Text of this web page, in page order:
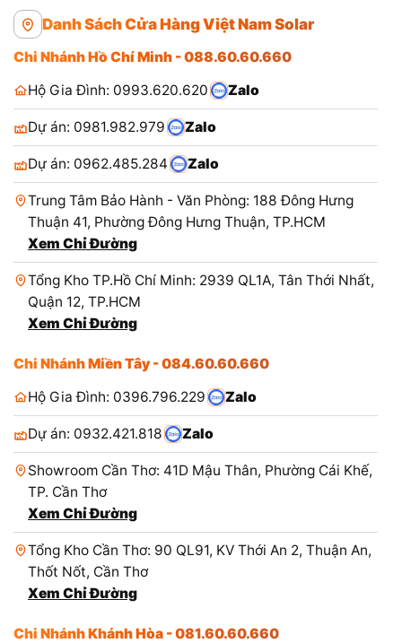
Danh Sách Cửa Hàng Việt Nam Solar
Chi Nhánh Hồ Chí Minh - 088.60.60.660
Hộ Gia Đình: 0993.620.620
Zalo
Dự án: 0981.982.979 Zalo
Dự án: 0962.485.284 Zalo
Trung Tâm Bảo Hành - Văn Phòng: 188 Đông Hưng
Thuận 41, Phường Đông Hưng Thuận, TP.HCM
Xem Chỉ Đường
Tổng Kho TP.Hồ Chí Minh: 2939 QL1A, Tân Thới Nhất,
Quận 12, TP.HCM
Xem Chỉ Đường
Chi Nhánh Miền Tây - 084.60.60.660
Hộ Gia Đình: 0396.796.229
Zalo
Dự án: 0932.421.818 Zalo
Showroom Cần Thơ: 41D Mậu Thân, Phường Cái Khế,
TP. Cần Thơ
Xem Chỉ Đường
Tổng Kho Cần Thơ: 90 QL91, KV Thới An 2, Thuận An,
Thốt Nốt, Cần Thơ
Xem Chỉ Đường
Chi Nhánh Khánh Hòa - 081.60.60.660